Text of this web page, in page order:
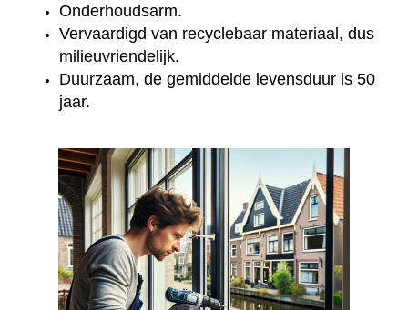
Onderhoudsarm.
Vervaardigd van recyclebaar materiaal, dus
milieuvriendelijk.
Duurzaam, de gemiddelde levensduur is 50
jaar.